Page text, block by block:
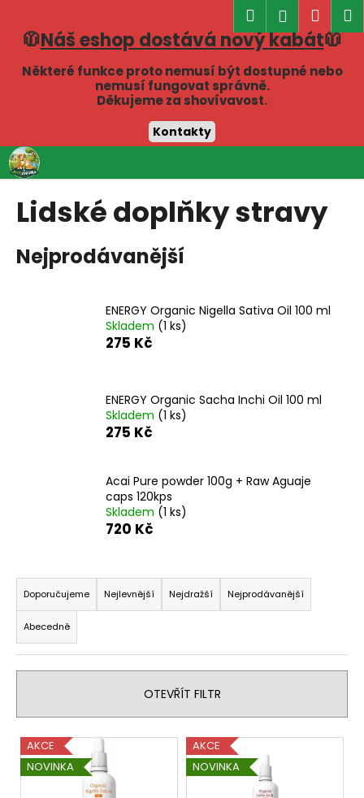
🧥Náš eshop dostává nový kabát🧥
Některé funkce proto nemusí být dostupné nebo
nemusí fungovat správně.
Děkujeme za shovívavost.
Kontakty
Přejít
na
obsah
Hledat
košík
Lidské doplňky stravy
Nejprodávanější
ENERGY Organic Nigella Sativa Oil 100 ml
Skladem (1 ks)
275 Kč
ENERGY Organic Sacha Inchi Oil 100 ml
Skladem (1 ks)
275 Kč
Acai Pure powder 100g + Raw Aguaje
caps 120kps
Skladem (1 ks)
720 Kč
Ř
a
z
e
n
r
o
d
Doporučujeme Nejlevnější Nejdražší Nejprodávanější
Abecedně
OTEVŘÍT FILTR
V
ý
p
AKCE
NOVINKA
AKCE
NOVINKA
Zpět
Zpět
o
t
e
u
D
o
p
o
u